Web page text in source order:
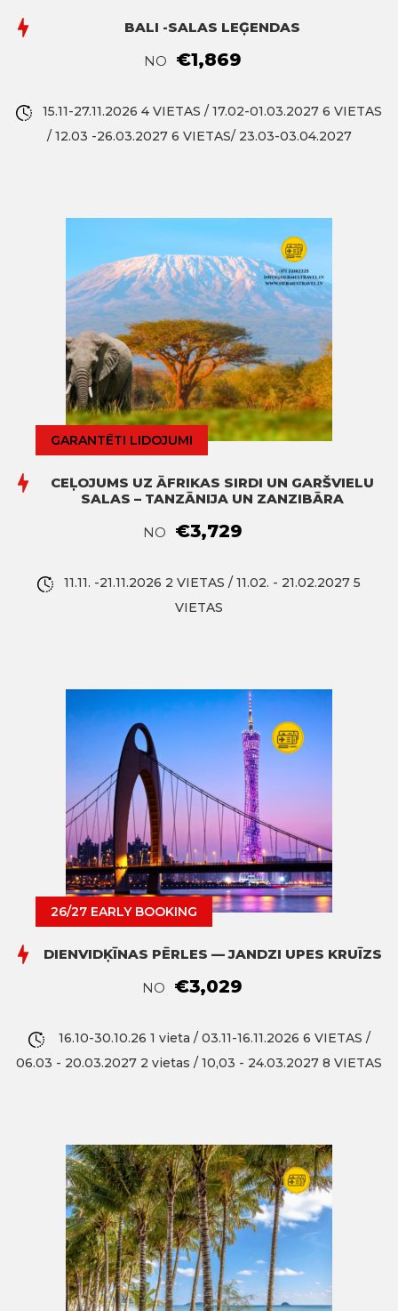
BALI -SALAS LEĢENDAS
NO
€1,869
15.11-27.11.2026 4 VIETAS / 17.02-01.03.2027 6 VIETAS
/ 12.03 -26.03.2027 6 VIETAS/ 23.03-03.04.2027
GARANTĒTI LIDOJUMI
CEĻOJUMS UZ ĀFRIKAS SIRDI UN GARŠVIELU
SALAS – TANZĀNIJA UN ZANZIBĀRA
NO
€3,729
11.11. -21.11.2026 2 VIETAS / 11.02. - 21.02.2027 5
VIETAS
26/27 EARLY BOOKING
DIENVIDĶĪNAS PĒRLES — JANDZI UPES KRUĪZS
NO
€3,029
16.10-30.10.26 1 vieta / 03.11-16.11.2026 6 VIETAS /
06.03 - 20.03.2027 2 vietas / 10,03 - 24.03.2027 8 VIETAS